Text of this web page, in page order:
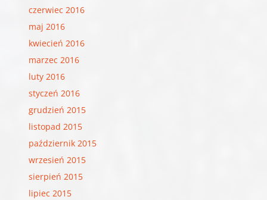
czerwiec 2016
maj 2016
kwiecień 2016
marzec 2016
luty 2016
styczeń 2016
grudzień 2015
listopad 2015
październik 2015
wrzesień 2015
sierpień 2015
lipiec 2015